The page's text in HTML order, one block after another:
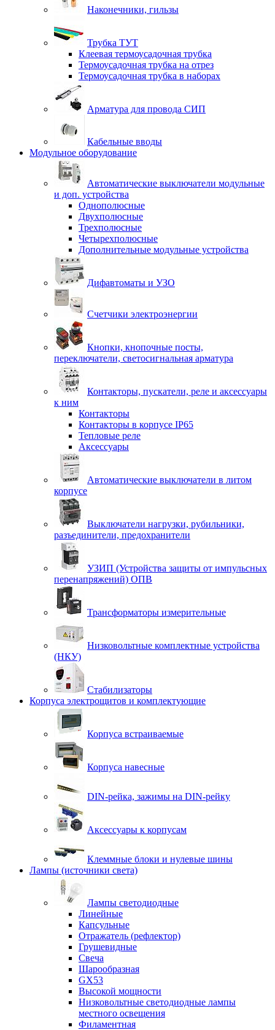
Наконечники, гильзы
Трубка ТУТ
Клеевая термоусадочная трубка
Термоусадочная трубка на отрез
Термоусадочная трубка в наборах
Арматура для провода СИП
Кабельные вводы
Модульное оборудование
Автоматические выключатели модульные
и доп. устройства
Однополюсные
Двухполюсные
Трехполюсные
Четырехполюсные
Дополнительные модульные устройства
Дифавтоматы и УЗО
Счетчики электроэнергии
Кнопки, кнопочные посты,
переключатели, светосигнальная арматура
Контакторы, пускатели, реле и аксессуары
к ним
Контакторы
Контакторы в корпусе IP65
Тепловые реле
Аксессуары
Автоматические выключатели в литом
корпусе
Выключатели нагрузки, рубильники,
разъединители, предохранители
УЗИП (Устройства защиты от импульсных
перенапряжений) ОПВ
Трансформаторы измерительные
Низковольтные комплектные устройства
(НКУ)
Стабилизаторы
Корпуса электрощитов и комплектующие
Корпуса встраиваемые
Корпуса навесные
DIN-рейка, зажимы на DIN-рейку
Аксессуары к корпусам
Клеммные блоки и нулевые шины
Лампы (источники света)
Лампы светодиодные
Линейные
Капсульные
Отражатель (рефлектор)
Грушевидные
Свеча
Шарообразная
GX53
Высокой мощности
Низковольтные светодиодные лампы
местного освещения
Филаментная